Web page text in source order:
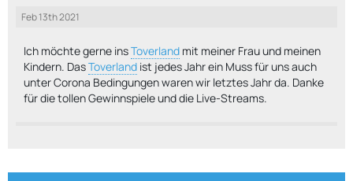
Feb 13th 2021
Ich möchte gerne insToverland mit meiner Frau und meinen
Kindern. DasToverland ist jedes Jahr ein Muss für uns auch
unter Corona Bedingungen waren wir letztes Jahr da. Danke
für die tollen Gewinnspiele und die Live-Streams.